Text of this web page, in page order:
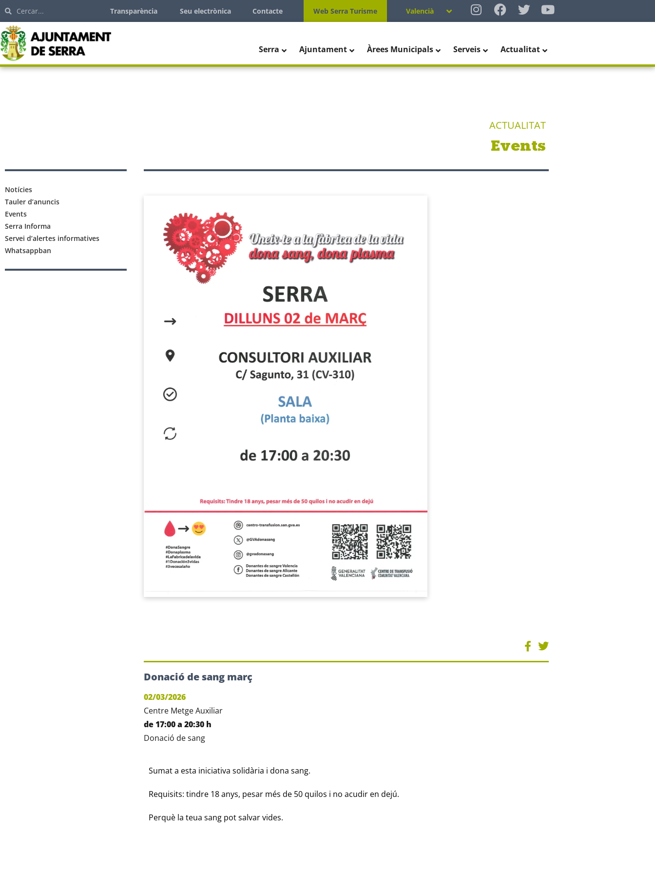
Transparència Seu electrònica Contacte Web Serra Turisme Valencià
Serra Ajuntament Àrees Municipals Serveis Actualitat
ACTUALITAT
Events
Notícies
Tauler d’anuncis
Events
Serra Informa
Servei d’alertes informatives
Whatsappban
Donació de sang març
02/03/2026
Centre Metge Auxiliar
de 17:00 a 20:30 h
Donació de sang
Sumat a esta iniciativa solidària i dona sang.
Requisits: tindre 18 anys, pesar més de 50 quilos i no acudir en dejú.
Perquè la teua sang pot salvar vides.